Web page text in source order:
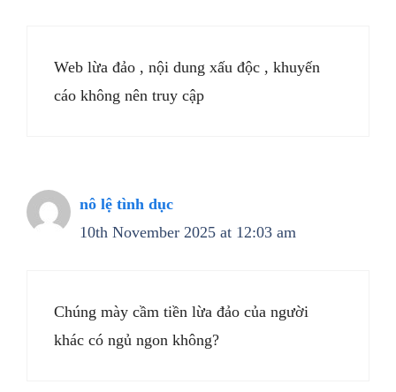
Web lừa đảo , nội dung xấu độc , khuyến
cáo không nên truy cập
nô lệ tình dục
10th November 2025 at 12:03 am
Chúng mày cầm tiền lừa đảo của người
khác có ngủ ngon không?